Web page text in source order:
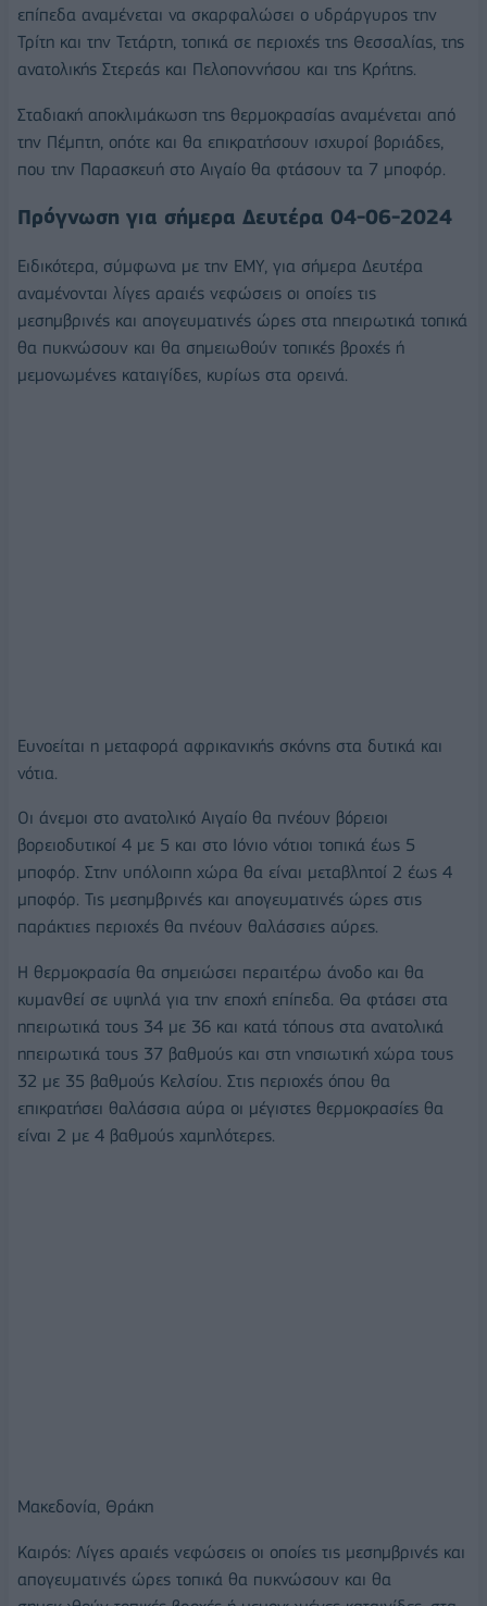
επίπεδα αναμένεται να σκαρφαλώσει ο υδράργυρος την
Τρίτη και την Τετάρτη, τοπικά σε περιοχές της Θεσσαλίας, της
ανατολικής Στερεάς και Πελοποννήσου και της Κρήτης.
Σταδιακή αποκλιμάκωση της θερμοκρασίας αναμένεται από
την Πέμπτη, οπότε και θα επικρατήσουν ισχυροί βοριάδες,
που την Παρασκευή στο Αιγαίο θα φτάσουν τα 7 μποφόρ.
Πρόγνωση για σήμερα Δευτέρα 04-06-2024
Ειδικότερα, σύμφωνα με την ΕΜΥ, για σήμερα Δευτέρα
αναμένονται λίγες αραιές νεφώσεις οι οποίες τις
μεσημβρινές και απογευματινές ώρες στα ηπειρωτικά τοπικά
θα πυκνώσουν και θα σημειωθούν τοπικές βροχές ή
μεμονωμένες καταιγίδες, κυρίως στα ορεινά.
Ευνοείται η μεταφορά αφρικανικής σκόνης στα δυτικά και
νότια.
Οι άνεμοι στο ανατολικό Αιγαίο θα πνέουν βόρειοι
βορειοδυτικοί 4 με 5 και στο Ιόνιο νότιοι τοπικά έως 5
μποφόρ. Στην υπόλοιπη χώρα θα είναι μεταβλητοί 2 έως 4
μποφόρ. Τις μεσημβρινές και απογευματινές ώρες στις
παράκτιες περιοχές θα πνέουν θαλάσσιες αύρες.
Η θερμοκρασία θα σημειώσει περαιτέρω άνοδο και θα
κυμανθεί σε υψηλά για την εποχή επίπεδα. Θα φτάσει στα
ηπειρωτικά τους 34 με 36 και κατά τόπους στα ανατολικά
ηπειρωτικά τους 37 βαθμούς και στη νησιωτική χώρα τους
32 με 35 βαθμούς Κελσίου. Στις περιοχές όπου θα
επικρατήσει θαλάσσια αύρα οι μέγιστες θερμοκρασίες θα
είναι 2 με 4 βαθμούς χαμηλότερες.
Μακεδονία, Θράκη
Καιρός: Λίγες αραιές νεφώσεις οι οποίες τις μεσημβρινές και
απογευματινές ώρες τοπικά θα πυκνώσουν και θα